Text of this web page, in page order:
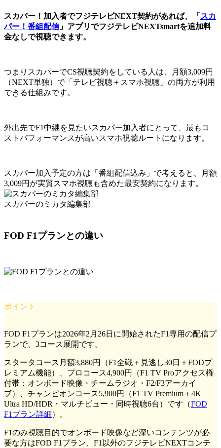
スカパー！加入者でフジテレビNEXT契約があれば、「 スカ
パー！番組配信」アプリでフジテレビNEXTsmartを追加料
金なしで視聴できます。
つまりスカパーでCS視聴契約をしている人は、月額3,009円
（NEXT単独）で「テレビ視聴＋スマホ視聴」の両方が利用
できる仕組みです。
外出先でF1中継を見たいスカパー加入者にとって、最もコ
ストパフォーマンスが高いスマホ視聴ルートになります。
スカパー加入予定の方は「番組配信込み」で考えると、月額
3,009円が実質スマホ視聴も含めた最安契約になります。
スカパーのミカタ編集部
FOD F1プランとの違い
ポイント
FOD F1プランは2026年2月26日に開始されたF1専用の配信プ
ランで、3コース展開です。
スタータコース月額3,880円（F1全戦＋見逃し30日＋FODプ
レミアム機能）、プロコース4,900円（F1 TV Proアクセス権
付帯：オンボード映像・チームラジオ・F2/F3アーカイ
ブ）、チャンピオンコース5,900円（F1 TV Premium＋4K
Ultra HD/HDR・マルチビュー・同時視聴6台）です（FOD
F1プラン詳細）。
F1のみ視聴目的でオンボード映像など深いコンテンツが必
要な方はFOD F1プラン、F1以外のフジテレビNEXTコンテ